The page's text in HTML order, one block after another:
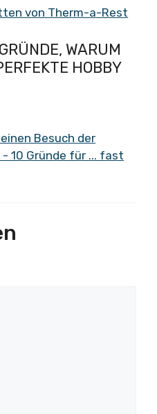
von Therm-a-Rest
WARUM
HOBBY
Besuch der
10 Gründe für ... fast